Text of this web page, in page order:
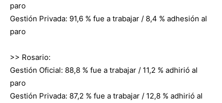
paro
Gestión Privada: 91,6 % fue a trabajar / 8,4 % adhesión al
paro
>> Rosario:
Gestión Oficial: 88,8 % fue a trabajar / 11,2 % adhirió al
paro
Gestión Privada: 87,2 % fue a trabajar / 12,8 % adhirió al